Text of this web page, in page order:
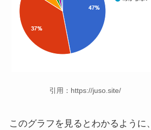
引用：https://juso.site/
このグラフを見るとわかるように、